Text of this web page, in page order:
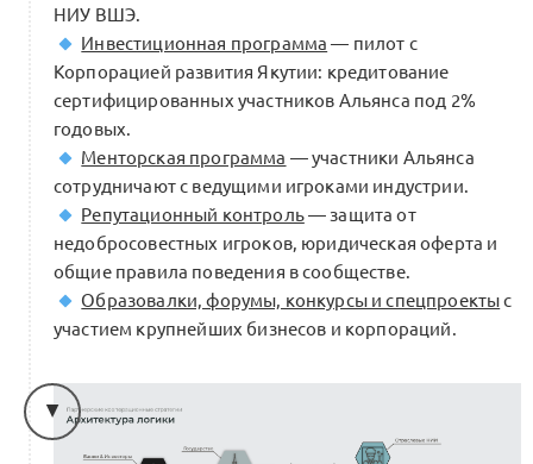
Шаг 3.6 Траектория менеджерам: путь
трекера-наставника в бизнес-клубе
и работа с лидерами индустрии
и владельцами бизнесов
Как ювелирному бренду стать
коммерчески интересным с точки
зрения продукта и брендинга: опыт
Poison Drop
НИУ ВШЭ.
Инвестиционная программа — пилот с
Корпорацией развития Якутии: кредитование
сертифицированных участников Альянса под 2%
годовых.
Менторская программа — участники Альянса
сотрудничают с ведущими игроками индустрии.
Репутационный контроль— защита от
недобросовестных игроков, юридическая оферта и
общие правила поведения в сообществе.
Образовалки, форумы, конкурсы и спецпроектыс
участием крупнейших бизнесов и корпораций.